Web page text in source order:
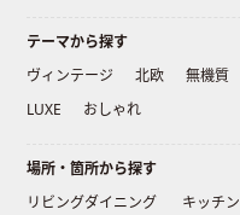
テーマから探す
ヴィンテージ
北欧 無機質
LUXE
おしゃれ
場所・箇所から探す
リビングダイニング
キッチン